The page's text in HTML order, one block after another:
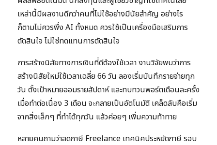
เหล่านี้มีผลงานดีกว่าคนที่ไม่ใช้อย่างมีนัยสำคัญ อย่างไร
ก็ตามไม่ควรพึ่ง AI ทั้งหมด ควรใช้เป็นเครื่องมือเสริมการ
ตัดสินใจ ไม่ใช่ทดแทนการตัดสินใจ
การสร้างนิสัยทางการเงินที่ดีต้องใช้เวลา งานวิจัยพบว่าการ
สร้างนิสัยใหม่ใช้เวลาเฉลี่ย 66 วัน ลองเริ่มบันทึกรายจ่ายทุก
วัน ตั้งเป้าหมายออมรายสัปดาห์ และทบทวนพอร์ตเดือนละครั้ง
เมื่อทำต่อเนื่อง 3 เดือน จะกลายเป็นอัตโนมัติ เคล็ดลับคือเริ่ม
จากสิ่งเล็กๆ ที่ทำได้ทุกวัน แล้วค่อยๆ เพิ่มความท้าทาย
หลายคนถามว่าลดภาษี Freelance เทคนิคประหยัดภาษี รอบ